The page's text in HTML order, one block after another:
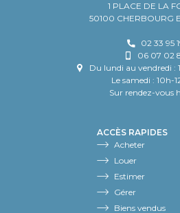
1 PLACE DE LA
50100 CHERBOURG
02 33 95
06 07 02
Du lundi au vendredi :
Le samedi : 10h-
Sur rendez-vous
ACCÈS RAPIDES
Acheter
Louer
Estimer
Gérer
Biens vendus